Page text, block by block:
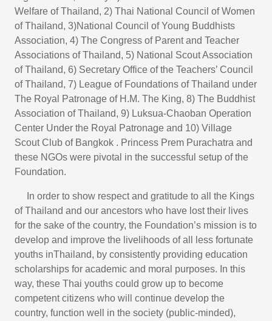
Welfare of Thailand, 2) Thai National Council of Women
of Thailand, 3)National Council of Young Buddhists
Association, 4) The Congress of Parent and Teacher
Associations of Thailand, 5) National Scout Association
of Thailand, 6) Secretary Office of the Teachers’ Council
of Thailand, 7) League of Foundations of Thailand under
The Royal Patronage of H.M. The King, 8) The Buddhist
Association of Thailand, 9) Luksua-Chaoban Operation
Center Under the Royal Patronage and 10) Village
Scout Club of Bangkok . Princess Prem Purachatra and
these NGOs were pivotal in the successful setup of the
Foundation.
In order to show respect and gratitude to all the Kings
of Thailand and our ancestors who have lost their lives
for the sake of the country, the Foundation’s mission is to
develop and improve the livelihoods of all less fortunate
youths inThailand, by consistently providing education
scholarships for academic and moral purposes. In this
way, these Thai youths could grow up to become
competent citizens who will continue develop the
country, function well in the society (public-minded),